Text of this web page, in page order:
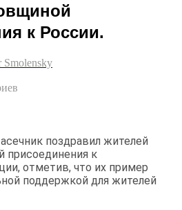
к России.
поздравил жителей
присоединения к
отметив, что их пример
поддержкой для жителей